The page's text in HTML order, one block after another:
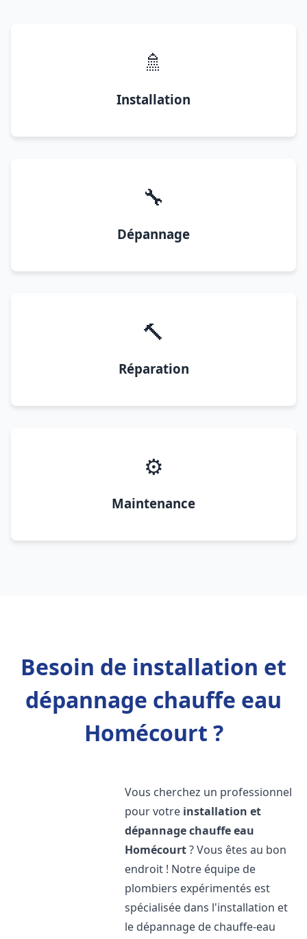
🚿
Installation
🔧
Dépannage
🔨
Réparation
⚙️
Maintenance
Besoin de installation et
dépannage chauffe eau
Homécourt ?
Vous cherchez un professionnel
pour votre installation et
dépannage chauffe eau
Homécourt? Vous êtes au bon
endroit ! Notre équipe de
plombiers expérimentés est
spécialisée dans l'installation et
le dépannage de chauffe-eau